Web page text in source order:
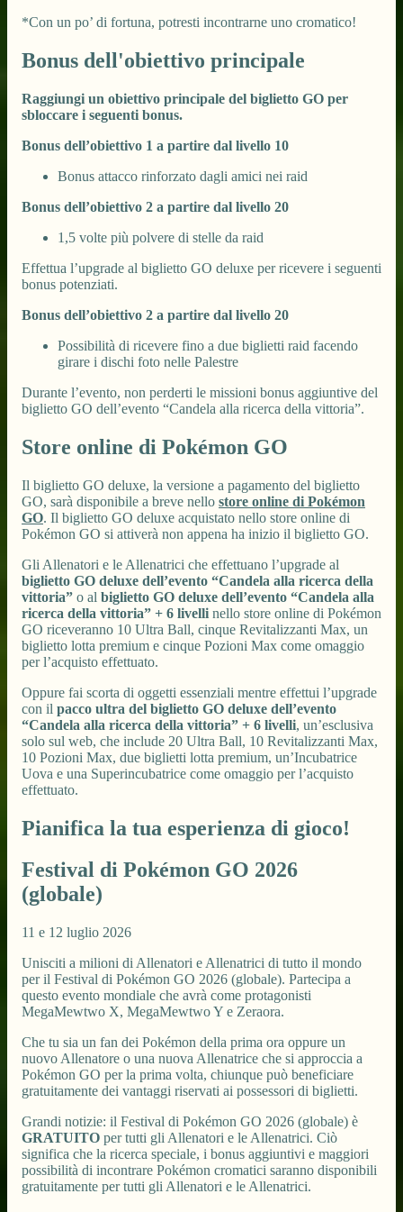
*Con un po’ di fortuna, potresti incontrarne uno cromatico!
Bonus dell'obiettivo principale
Raggiungi un obiettivo principale del biglietto GO per
sbloccare i seguenti bonus.
Bonus dell’obiettivo 1 a partire dal livello 10
Bonus attacco rinforzato dagli amici nei raid
Bonus dell’obiettivo 2 a partire dal livello 20
1,5 volte più polvere di stelle da raid
Effettua l’upgrade al biglietto GO deluxe per ricevere i seguenti
bonus potenziati.
Bonus dell’obiettivo 2 a partire dal livello 20
Possibilità di ricevere fino a due biglietti raid facendo
girare i dischi foto nelle Palestre
Durante l’evento, non perderti le missioni bonus aggiuntive del
biglietto GO dell’evento “Candela alla ricerca della vittoria”.
Store online di Pokémon GO
Il biglietto GO deluxe, la versione a pagamento del biglietto
GO, sarà disponibile a breve nello store online di Pokémon
GO. Il biglietto GO deluxe acquistato nello store online di
Pokémon GO si attiverà non appena ha inizio il biglietto GO.
Gli Allenatori e le Allenatrici che effettuano l’upgrade al
biglietto GO deluxe dell’evento “Candela alla ricerca della
vittoria” o al biglietto GO deluxe dell’evento “Candela alla
ricerca della vittoria” + 6 livelli nello store online di Pokémon
GO riceveranno 10 Ultra Ball, cinque Revitalizzanti Max, un
biglietto lotta premium e cinque Pozioni Max come omaggio
per l’acquisto effettuato.
Oppure fai scorta di oggetti essenziali mentre effettui l’upgrade
con il pacco ultra del biglietto GO deluxe dell’evento
“Candela alla ricerca della vittoria” + 6 livelli, un’esclusiva
solo sul web, che include 20 Ultra Ball, 10 Revitalizzanti Max,
10 Pozioni Max, due biglietti lotta premium, un’Incubatrice
Uova e una Superincubatrice come omaggio per l’acquisto
effettuato.
Pianifica la tua esperienza di gioco!
Festival di Pokémon GO 2026
(globale)
11 e 12 luglio 2026
Unisciti a milioni di Allenatori e Allenatrici di tutto il mondo
per il Festival di Pokémon GO 2026 (globale). Partecipa a
questo evento mondiale che avrà come protagonisti
MegaMewtwo X, MegaMewtwo Y e Zeraora.
Che tu sia un fan dei Pokémon della prima ora oppure un
nuovo Allenatore o una nuova Allenatrice che si approccia a
Pokémon GO per la prima volta, chiunque può beneficiare
gratuitamente dei vantaggi riservati ai possessori di biglietti.
Grandi notizie: il Festival di Pokémon GO 2026 (globale) è
GRATUITO per tutti gli Allenatori e le Allenatrici. Ciò
significa che la ricerca speciale, i bonus aggiuntivi e maggiori
possibilità di incontrare Pokémon cromatici saranno disponibili
gratuitamente per tutti gli Allenatori e le Allenatrici.